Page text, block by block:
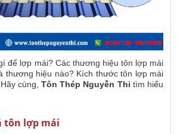
để lợp mái? Các thương hiệu tôn lợp mái
thương hiệu nào? Kích thước tôn lợp mái
cùng,Tôn Thép Nguyễn Thi tìm hiểu
tôn lợp mái